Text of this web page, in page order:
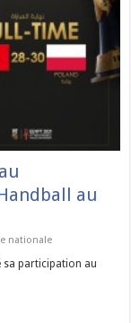
au
nationale
sa participation au